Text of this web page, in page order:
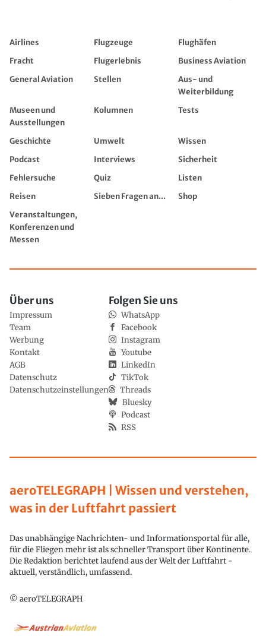
Airlines Flugzeuge
Flughäfen
Fracht
Flugerlebnis
Business Aviation
General Aviation
Stellen
Aus- und
Weiterbildung
Museen und
Ausstellungen
Kolumnen Tests
Geschichte Umwelt
Wissen
Podcast
Interviews
Sicherheit
Fehlersuche
Quiz
Listen
Reisen
Sieben Fragen an...
Shop
Veranstaltungen,
Konferenzen und
Messen
aeroTELEGRAPH | Wissen und verstehen,
was in der Luftfahrt passiert
Das unabhängige Nachrichten- und Informationsportal für alle,
für die Fliegen mehr ist als schneller Transport über Kontinente.
Die Redaktion berichtet laufend aus der Welt der Luftfahrt -
aktuell, verständlich, umfassend.
© aeroTELEGRAPH
Über uns
Impressum
Team
Werbung
Kontakt
AGB
Datenschutz
Datenschutzeinstellungen
Folgen Sie uns
WhatsApp
Facebook
Instagram
Youtube
LinkedIn
TikTok
Threads
Bluesky
Podcast
RSS